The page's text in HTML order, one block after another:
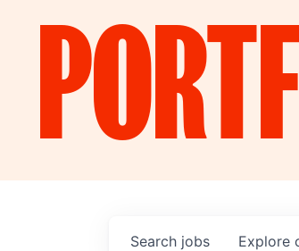
Search jobs Explore